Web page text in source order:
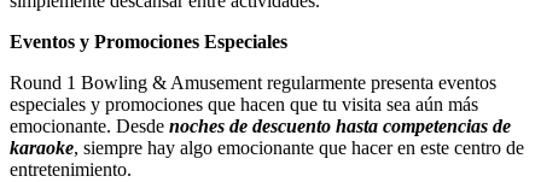
Eventos y Promociones Especiales
Round 1 Bowling & Amusement regularmente presenta eventos
especiales y promociones que hacen que tu visita sea aún más
emocionante. Desde noches de descuento hasta competencias de
karaoke, siempre hay algo emocionante que hacer en este centro de
entretenimiento.